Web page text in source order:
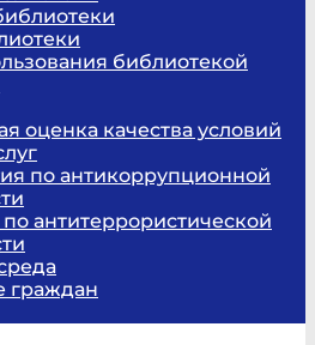
библиотекой
оценка качества условий
по антикоррупционной
антитеррористической
граждан